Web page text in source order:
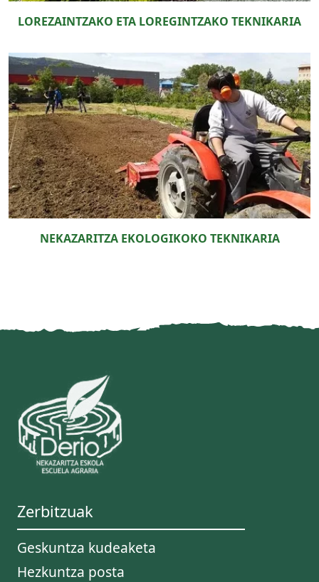
LOREZAINTZAKO ETA LOREGINTZAKO TEKNIKARIA
NEKAZARITZA EKOLOGIKOKO TEKNIKARIA
Zerbitzuak
Geskuntza kudeaketa
Hezkuntza posta